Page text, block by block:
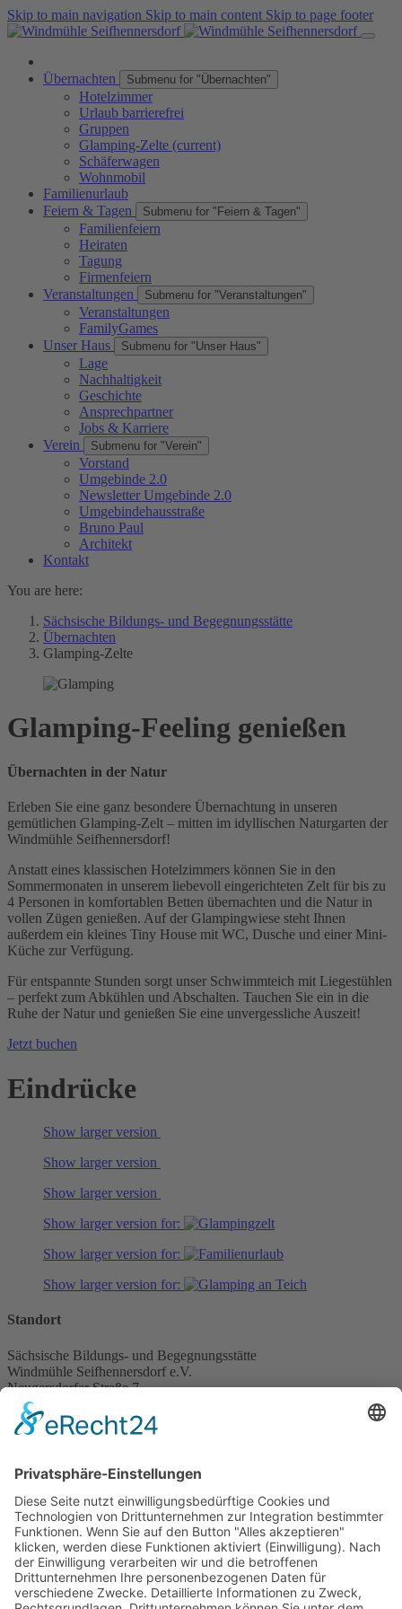
Skip to main navigation Skip to main content Skip to page footer
Übernachten Submenu for "Übernachten"
Hotelzimmer
Urlaub barrierefrei
Gruppen
Glamping-Zelte (current)
Schäferwagen
Wohnmobil
Familienurlaub
Feiern & Tagen
Submenu for "Feiern & Tagen"
Familienfeiern
Heiraten
Tagung
Firmenfeiern
Veranstaltungen
Submenu for "Veranstaltungen"
Veranstaltungen
FamilyGames
Unser Haus
Submenu for "Unser Haus"
Lage
Nachhaltigkeit
Geschichte
Ansprechpartner
Jobs & Karriere
Verein
Submenu for "Verein"
Vorstand
Umgebinde 2.0
Newsletter Umgebinde 2.0
Umgebindehausstraße
Bruno Paul
Architekt
Kontakt
You are here:
Sächsische Bildungs- und Begegnungsstätte
Übernachten
Glamping-Zelte
Glamping-Feeling genießen
Übernachten in der Natur
Erleben Sie eine ganz besondere Übernachtung in unseren
gemütlichen Glamping-Zelt – mitten im idyllischen Naturgarten der
Windmühle Seifhennersdorf!
Anstatt eines klassischen Hotelzimmers können Sie in den
Sommermonaten in unserem liebevoll eingerichteten Zelt für bis zu
4 Personen in komfortablen Betten übernachten und die Natur in
vollen Zügen genießen. Auf der Glampingwiese steht Ihnen
außerdem ein kleines Tiny House mit WC, Dusche und einer Mini-
Küche zur Verfügung.
Für entspannte Stunden sorgt unser Schwimmteich mit Liegestühlen
– perfekt zum Abkühlen und Abschalten. Tauchen Sie ein in die
Ruhe der Natur und genießen Sie eine unvergessliche Auszeit!
Jetzt buchen
Eindrücke
Show larger version
Show larger version
Show larger version
Show larger version for:
Show larger version for:
Show larger version for:
Standort
Sächsische Bildungs- und Begegnungsstätte
Windmühle Seifhennersdorf e.V.
Neugersdorfer Straße 7
02782 Seifhennersdorf
Anfrage Buchung
Kontakt
Telefon:+49 3586 340980
E-Mail:info@windmuehle-seifhennersdorf.de
Service & Downloads
2026 Familienurlaub (pdf)